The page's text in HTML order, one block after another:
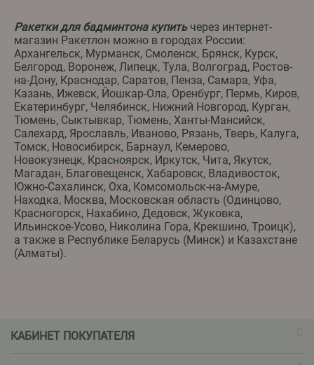
Ракетки для бадминтона купитьчерез интернет-
магазин Ракетлон можно в городах России:
Архангельск, Мурманск, Смоленск, Брянск, Курск,
Белгород, Воронеж, Липецк, Тула, Волгоград, Ростов-
на-Дону, Краснодар, Саратов, Пенза, Самара, Уфа,
Казань, Ижевск, Йошкар-Ола, Оренбург, Пермь, Киров,
Екатеринбург, Челябинск, Нижний Новгород, Курган,
Тюмень, Сыктывкар, Тюмень, Ханты-Мансийск,
Салехард, Ярославль, Иваново, Рязань, Тверь, Калуга,
Томск, Новосибирск, Барнаул, Кемерово,
Новокузнецк, Красноярск, Иркутск, Чита, Якутск,
Магадан, Благовещенск, Хабаровск, Владивосток,
Южно-Сахалинск, Оха, Комсомольск-на-Амуре,
Находка, Москва, Московская область (Одинцово,
Красногорск, Нахабино, Дедовск, Жуковка,
Ильинское-Усово, Николина Гора, Крекшино, Троицк),
а также в Республике Беларусь (Минск) и Казахстане
(Алматы).
КАБИНЕТ ПОКУПАТЕЛЯ